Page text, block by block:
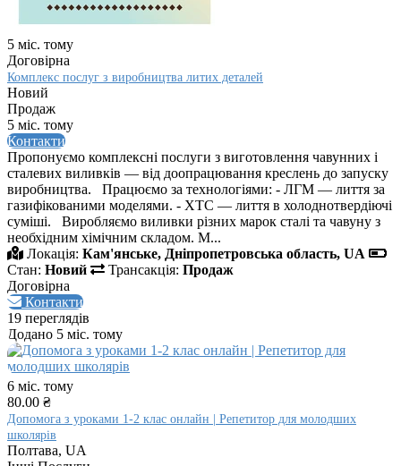
5 міс. тому
Договірна
Комплекс послуг з виробництва литих деталей
Новий
Продаж
5 міс. тому
Контакти
Пропонуємо комплексні послуги з виготовлення чавунних і
сталевих виливків — від доопрацювання креслень до запуску
виробництва. Працюємо за технологіями: - ЛГМ — лиття за
газифікованими моделями. - ХТС — лиття в холоднотвердіючі
суміші. Виробляємо виливки різних марок сталі та чавуну з
необхідним хімічним складом. М...
Локація: Кам'янське, Дніпропетровська область, UA
Стан: Новий Трансакція: Продаж
Договірна
Контакти
19 переглядів
Додано 5 міс. тому
6 міс. тому
80.00 ₴
Допомога з уроками 1-2 клас онлайн | Репетитор для молодших
школярів
Полтава, UA